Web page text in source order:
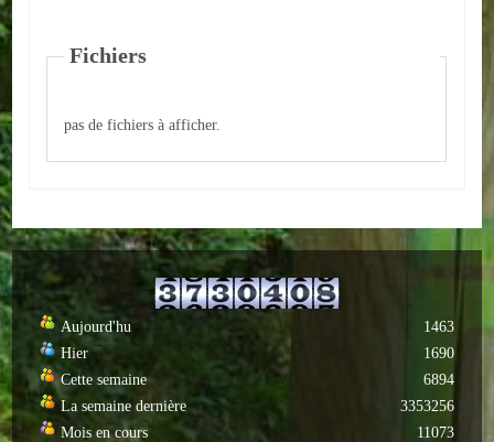
Sportives
Loisirs et animations
Services
Parents d'élèves
Autres
ENTREPRISES
L'agriculture
Fichiers
pas de fichiers à afficher.
Aujourd'hu
Hier
Cette semaine
La semaine dernière
Mois en cours
1463
1690
6894
3353256
11073